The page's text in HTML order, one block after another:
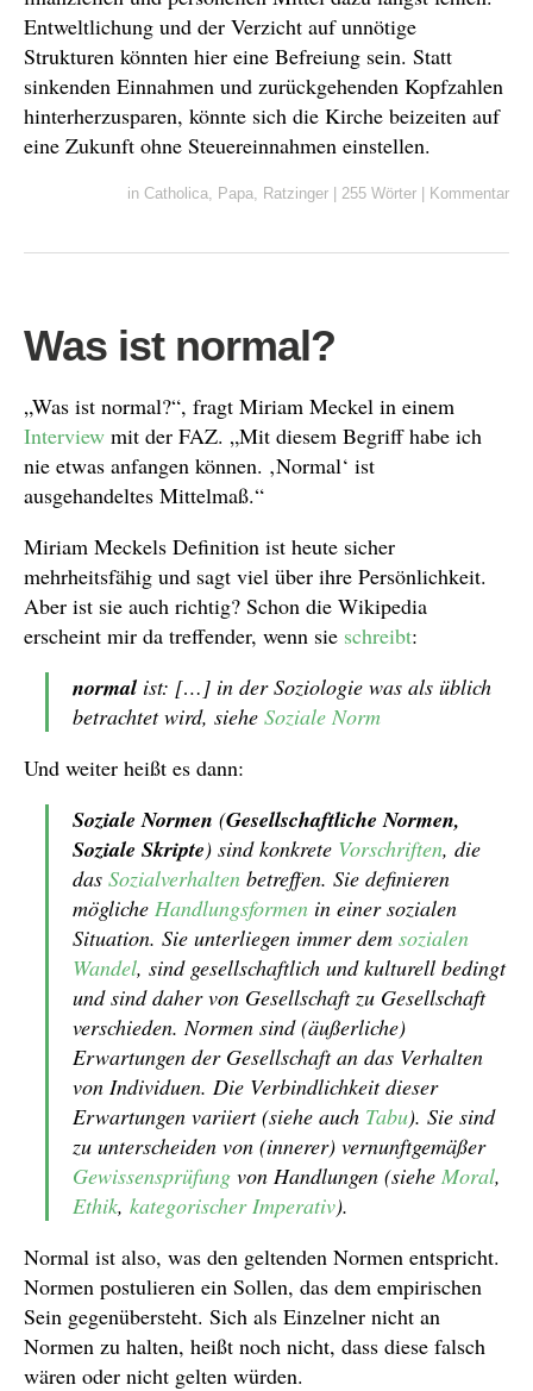
Entweltlichung und der Verzicht auf unnötige
Strukturen könnten hier eine Befreiung sein. Statt
sinkenden Einnahmen und zurückgehenden Kopfzahlen
hinterherzusparen, könnte sich die Kirche beizeiten auf
eine Zukunft ohne Steuereinnahmen einstellen.
in Catholica, Papa, Ratzinger 255 Wörter Kommentar
Was ist normal?
„Was ist normal?“, fragt Miriam Meckel in einem
Interview mit der FAZ. „Mit diesem Begriff habe ich
nie etwas anfangen können. ‚Normal‘ ist
ausgehandeltes Mittelmaß.“
Miriam Meckels Definition ist heute sicher
mehrheitsfähig und sagt viel über ihre Persönlichkeit.
Aber ist sie auch richtig? Schon die Wikipedia
erscheint mir da treffender, wenn sie schreibt:
normal ist: […] in der Soziologie was als üblich
betrachtet wird, siehe Soziale Norm
Und weiter heißt es dann:
Soziale Normen (Gesellschaftliche Normen,
Soziale Skripte) sind konkrete Vorschriften, die
das Sozialverhalten betreffen. Sie definieren
mögliche Handlungsformen in einer sozialen
Situation. Sie unterliegen immer dem sozialen
Wandel, sind gesellschaftlich und kulturell bedingt
und sind daher von Gesellschaft zu Gesellschaft
verschieden. Normen sind (äußerliche)
Erwartungen der Gesellschaft an das Verhalten
von Individuen. Die Verbindlichkeit dieser
Erwartungen variiert (siehe auch Tabu). Sie sind
zu unterscheiden von (innerer) vernunftgemäßer
Gewissensprüfung von Handlungen (siehe Moral,
Ethik, kategorischer Imperativ).
Normal ist also, was den geltenden Normen entspricht.
Normen postulieren ein Sollen, das dem empirischen
Sein gegenübersteht. Sich als Einzelner nicht an
Normen zu halten, heißt noch nicht, dass diese falsch
wären oder nicht gelten würden.